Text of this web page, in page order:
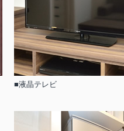
■液晶テレビ